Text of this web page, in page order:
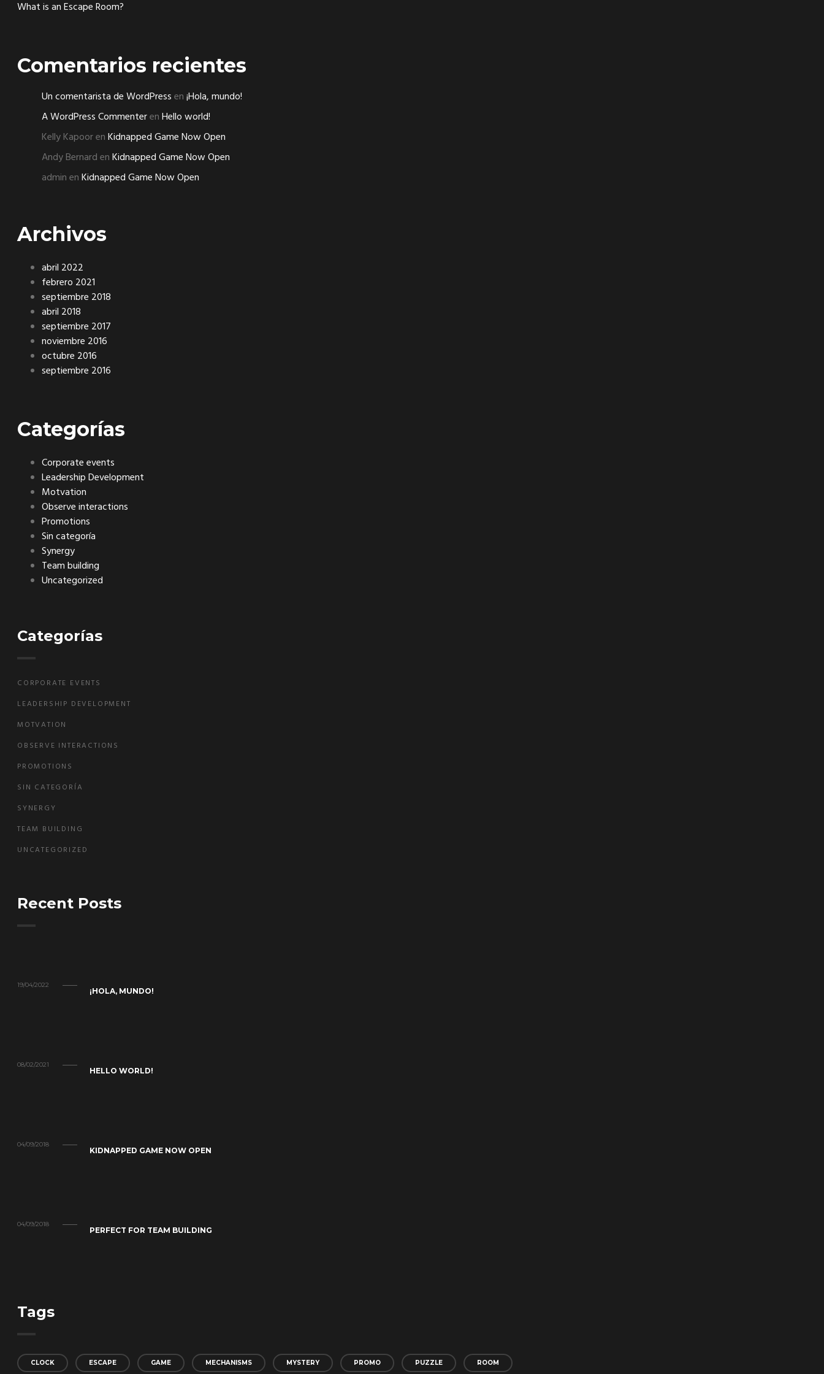
What is an Escape Room?
Comentarios recientes
Un comentarista de WordPressen¡Hola, mundo!
A WordPress CommenterenHello world!
Kelly KapoorenKidnapped Game Now Open
Andy BernardenKidnapped Game Now Open
adminenKidnapped Game Now Open
Archivos
abril 2022
febrero 2021
septiembre 2018
abril 2018
septiembre 2017
noviembre 2016
octubre 2016
septiembre 2016
Categorías
Corporate events
Leadership Development
Motvation
Observe interactions
Promotions
Sin categoría
Synergy
Team building
Uncategorized
Categorías
CORPORATE EVENTS
LEADERSHIP DEVELOPMENT
MOTVATION
OBSERVE INTERACTIONS
PROMOTIONS
SIN CATEGORÍA
SYNERGY
TEAM BUILDING
UNCATEGORIZED
Recent Posts
19/04/2022
¡HOLA, MUNDO!
08/02/2021
HELLO WORLD!
04/09/2018
KIDNAPPED GAME NOW OPEN
04/09/2018
PERFECT FOR TEAM BUILDING
Tags
CLOCK ESCAPE GAME MECHANISMS MYSTERY PROMO PUZZLE ROOM